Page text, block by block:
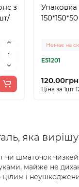
з
Упаковка
Немає на
E51201
Ціна за 1шт
яка
чи шматочок
майже не
цілим і